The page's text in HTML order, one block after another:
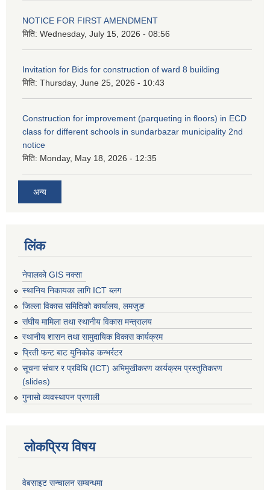
NOTICE FOR FIRST AMENDMENT
मिति: Wednesday, July 15, 2026 - 08:56
Invitation for Bids for construction of ward 8 building
मिति: Thursday, June 25, 2026 - 10:43
Construction for improvement (parqueting in floors) in ECD
class for different schools in sundarbazar municipality 2nd
notice
मिति: Monday, May 18, 2026 - 12:35
अन्य
लिंक
नेपालको GIS नक्सा
स्थानिय निकायका लागि ICT ब्लग
जिल्ला विकास समितिको कार्यालय, लमजुङ
संघीय मामिला तथा स्थानीय विकास मन्त्रालय
स्थानीय शासन तथा सामुदायिक विकास कार्यक्रम
प्रिती फन्ट बाट युनिकोड कन्भर्रटर
सूचना संचार र प्रविधि (ICT) अभिमुखीकरण कार्यक्रम प्रस्तुतिकरण
(slides)
गुनासो व्यवस्थापन प्रणाली
लोकप्रिय विषय
वेबसाइट सन्चालन सम्बन्धमा